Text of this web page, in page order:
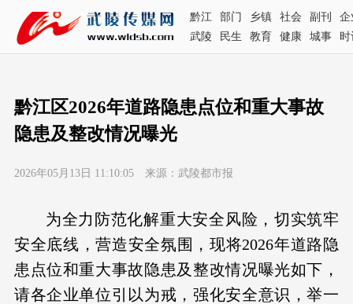
黔江 部门 乡镇 社会 副刊
企
武陵
民生 教育 健康 城事 时
黔江区2026年道路隐患点位和重大事故
隐患及整改情况曝光
2026年05月13日 11:10:05 来源：武陵都市报
为全力防范化解重大安全风险，切实筑牢
安全底线，营造安全氛围，现将2026年道路隐
患点位和重大事故隐患及整改情况曝光如下，
请各企业单位引以为戒，强化安全意识，举一